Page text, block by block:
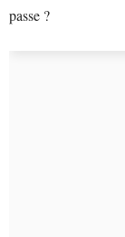
passe ?